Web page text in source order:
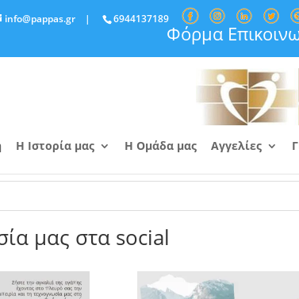
info@pappas.gr | 6944137189
Φόρμα
Η Ιστορία μας Η Ομάδα μας Αγγελίες
μας στα social